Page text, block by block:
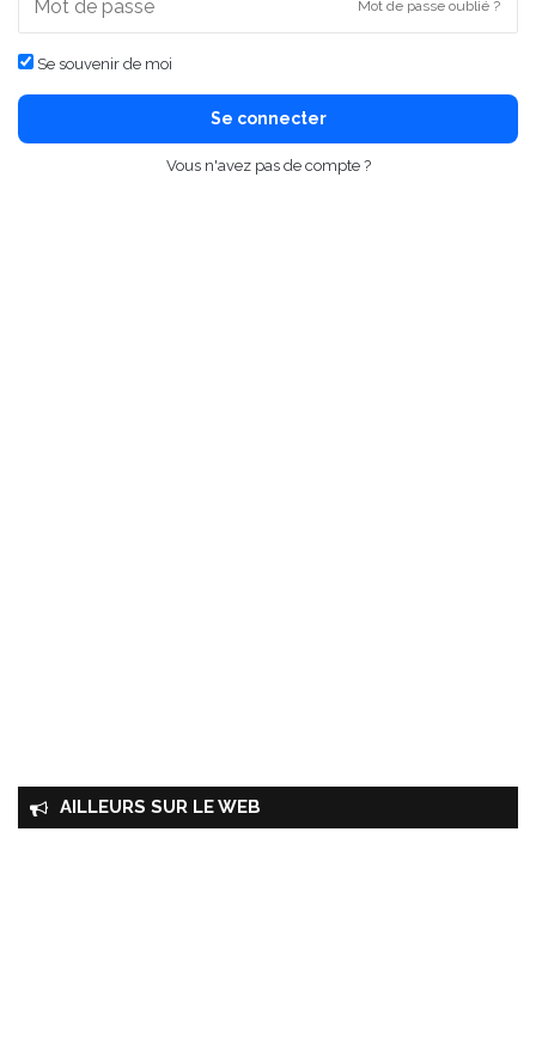
Mot de passe oublié ?
Se souvenir de moi
Se connecter
Vous n'avez pas de compte ?
AILLEURS SUR LE WEB